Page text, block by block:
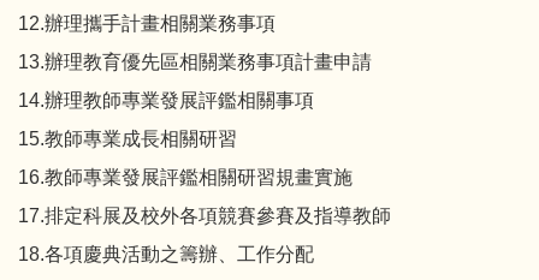
12.辦理攜手計畫相關業務事項
13.辦理教育優先區相關業務事項計畫申請
14.辦理教師專業發展評鑑相關事項
15.教師專業成長相關研習
16.教師專業發展評鑑相關研習規畫實施
17.排定科展及校外各項競賽參賽及指導教師
18.各項慶典活動之籌辦、工作分配